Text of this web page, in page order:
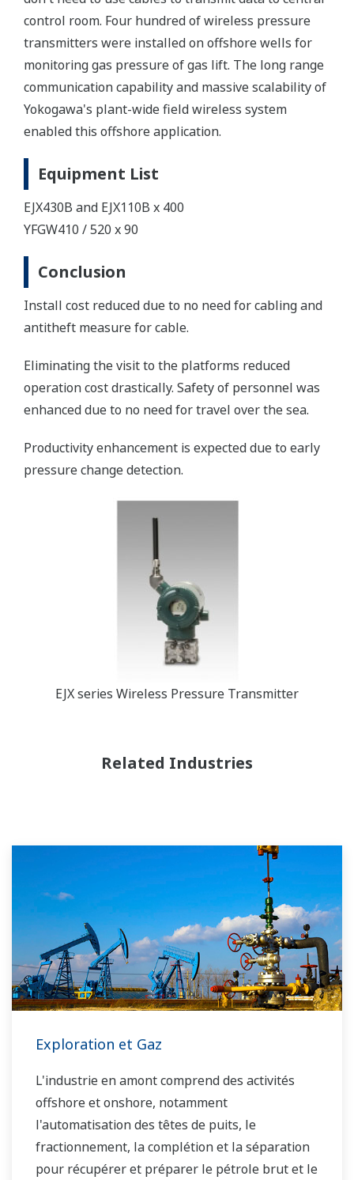
control room. Four hundred of wireless pressure
transmitters were installed on offshore wells for
monitoring gas pressure of gas lift. The long range
communication capability and massive scalability of
Yokogawa's plant-wide field wireless system
enabled this offshore application.
Equipment List
EJX430B and EJX110B x 400
YFGW410 / 520 x 90
Conclusion
Install cost reduced due to no need for cabling and
antitheft measure for cable.
Eliminating the visit to the platforms reduced
operation cost drastically. Safety of personnel was
enhanced due to no need for travel over the sea.
Productivity enhancement is expected due to early
pressure change detection.
EJX series Wireless Pressure Transmitter
Related Industries
Exploration et Gaz
L'industrie en amont comprend des activités
offshore et onshore, notamment
l'automatisation des têtes de puits, le
fractionnement, la complétion et la séparation
pour récupérer et préparer le pétrole brut et le